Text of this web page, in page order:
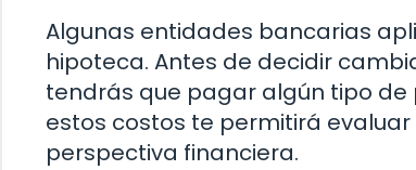
Algunas entidades bancarias
hipoteca. Antes de decidir
tendrás que pagar algún tipo de
estos costos te permitirá
perspectiva financiera.